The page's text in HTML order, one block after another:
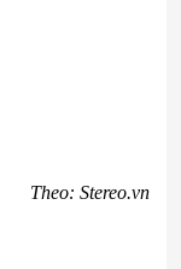
Theo: Stereo.vn